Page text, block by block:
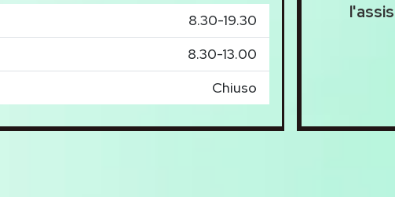
8.30-19.30
8.30-13.00
Chiuso